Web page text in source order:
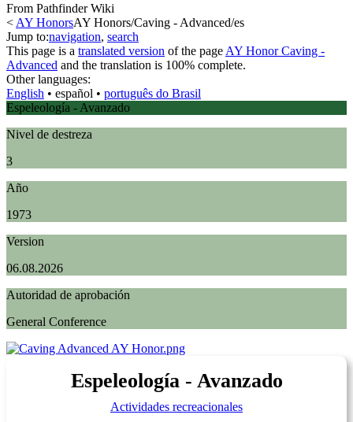
From Pathfinder Wiki
< AY HonorsAY Honors/Caving - Advanced/es
Jump to:navigation, search
This page is a translated version of the page AY Honor Caving -
Advanced and the translation is 100% complete.
Other languages:
English • ‎ español • ‎ português do Brasil
Espeleología - Avanzado
Nivel de destreza
3
Año
1973
Version
06.08.2026
Autoridad de aprobación
General Conference
Espeleología - Avanzado
Actividades recreacionales